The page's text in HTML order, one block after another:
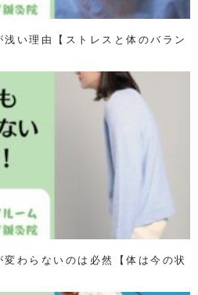
い理由【ストレスと体のバラン
わらないのは必然【体は今の状